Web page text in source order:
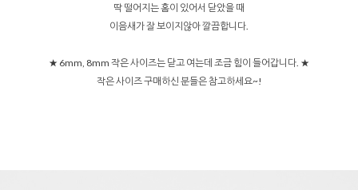
딱 떨어지는 홈이 있어서 닫았을 때
이음새가 잘 보이지않아 깔끔합니다.
★ 6mm, 8mm 작은 사이즈는 닫고 여는데 조금 힘이 들어갑니다. ★
작은 사이즈 구매하신 분들은 참고하세요~!